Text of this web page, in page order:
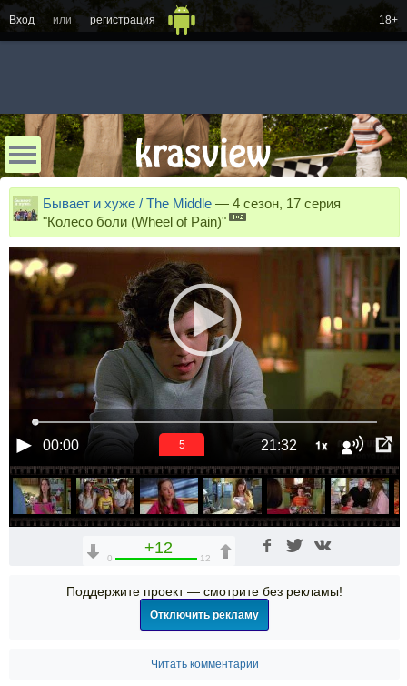
Вход или регистрация 18+
Бывает и хуже / The Middle — 4 сезон, 17 серия
"Колесо боли (Wheel of Pain)"
00:00 21:32 1x
5
+12
0 12
Поддержите проект — смотрите без рекламы!
Отключить рекламу
Читать комментарии